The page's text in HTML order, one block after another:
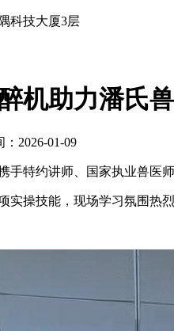
科技大厦3层
机助力潘氏
：2026-01-09
特约讲师、国家执业兽医师
实操技能，现场学习氛围热烈